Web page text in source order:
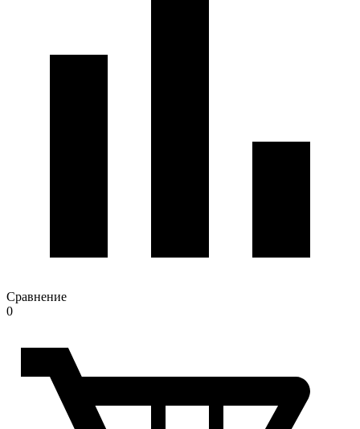
Сравнение
0